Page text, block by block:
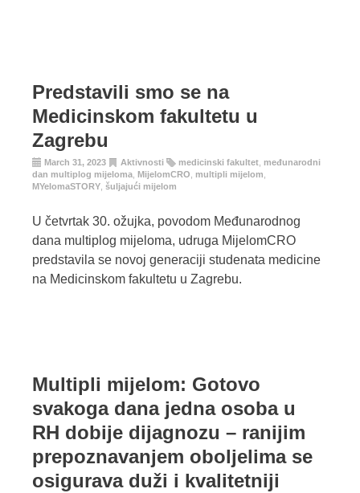
Predstavili smo se na
Medicinskom fakultetu u
Zagrebu
March 31, 2023 Aktivnosti medicinski fakultet međunarodni
dan multiplog mijeloma MijelomCRO multipli mijelom
MYelomaSTORY šuljajući mijelom
U četvrtak 30. ožujka, povodom Međunarodnog
dana multiplog mijeloma, udruga MijelomCRO
predstavila se novoj generaciji studenata medicine
na Medicinskom fakultetu u Zagrebu.
Multipli mijelom: Gotovo
svakoga dana jedna osoba u
RH dobije dijagnozu – ranijim
prepoznavanjem oboljelima se
osigurava duži i kvalitetniji